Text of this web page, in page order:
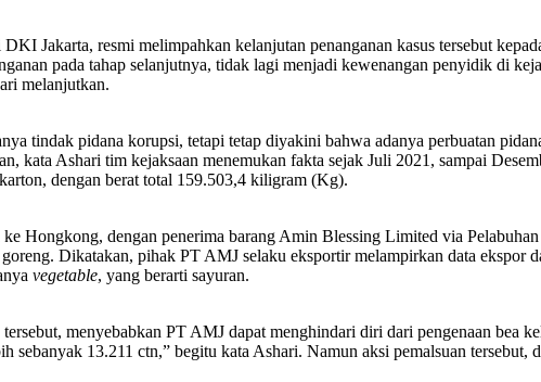
Jakarta, resmi melimpahkan kelanjutan penanganan kasus tersebut
pada tahap selanjutnya, tidak lagi menjadi kewenangan penyidik di
melanjutkan.
tindak pidana korupsi, tetapi tetap diyakini bahwa adanya perbuatan
kata Ashari tim kejaksaan menemukan fakta sejak Juli 2021, sampai
dengan berat total 159.503,4 kiligram (Kg).
Hongkong, dengan penerima barang Amin Blessing Limited via
Dikatakan, pihak PT AMJ selaku eksportir melampirkan data ekspor
vegetable, yang berarti sayuran.
menyebabkan PT AMJ dapat menghindari diri dari pengenaan bea
sebanyak 13.211 ctn,” begitu kata Ashari. Namun aksi pemalsuan